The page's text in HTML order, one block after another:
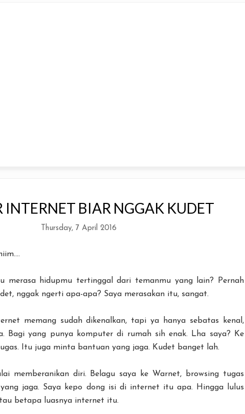
INTERNET BIAR NGGAK KUDET
Thursday, 7 April 2016
merasa hidupmu tertinggal dari temanmu yang lain? Pernah
nggak ngerti apa-apa? Saya merasakan itu, sangat.
memang sudah dikenalkan, tapi ya hanya sebatas kenal,
Bagi yang punya komputer di rumah sih enak. Lha saya? Ke
Itu juga minta bantuan yang jaga. Kudet banget lah.
memberanikan diri. Belagu saya ke Warnet, browsing tugas
jaga. Saya kepo dong isi di internet itu apa. Hingga lulus
betapa luasnya internet itu.